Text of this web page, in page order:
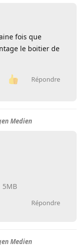
fois que
le boitier de
Répondre
Medien
5MB
Répondre
Medien